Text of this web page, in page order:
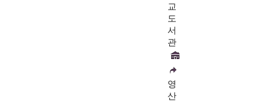
교
도
서
관
영
산